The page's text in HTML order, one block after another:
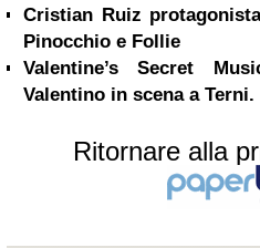
Cristian Ruiz
Pinocchio e Follie
Valentine’s Secret
Valentino in scena a Terni.
Ritornare alla